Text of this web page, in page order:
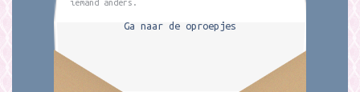
iemand anders.
Ga naar de oproepjes